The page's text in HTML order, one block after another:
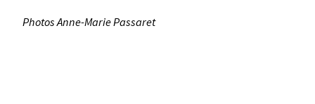
Photos Anne-Marie Passaret